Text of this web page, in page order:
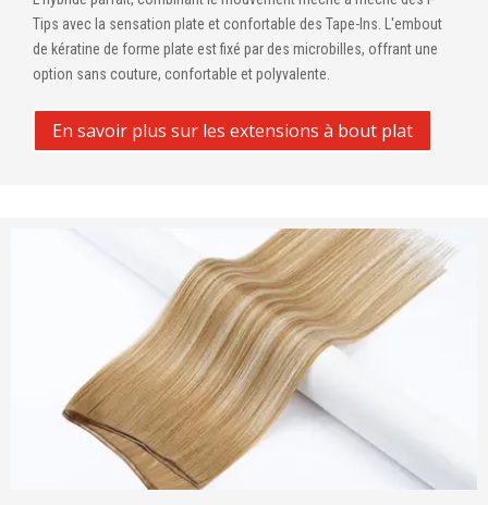
Tips avec la sensation plate et confortable des Tape-Ins. L'embout
de kératine de forme plate est fixé par des microbilles, offrant une
option sans couture, confortable et polyvalente.
En savoir plus sur les extensions à bout plat